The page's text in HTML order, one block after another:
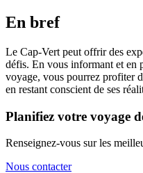
En bref
Le Cap-Vert peut offrir des
défis. En vous informant et en
voyage, vous pourrez profiter
en restant conscient de ses
Planifiez votre voyage
Renseignez-vous sur les
Nous contacter